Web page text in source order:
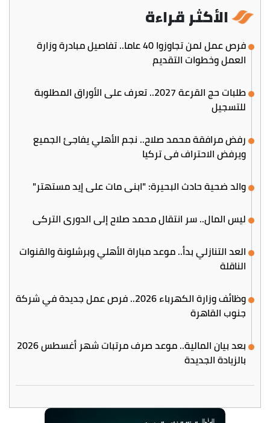
الأكثر قراءة
فرص عمل لمن تجاوزوا 40 عاما.. تفاصيل مبادرة وزارة
العمل وخطوات التقديم
طلبات حج القرعة 2027.. تعرف على الأوراق المطلوبة
للتسجيل
رفض مرافقة محمد صلاح.. نجم الأهلي يفاجئ الجميع
ويرفض الاحتراف في تركيا
والد ضحية حادث البحيرة: "ابني مات على إيد مستهتر"
ليس المال.. سر انتقال محمد صلاح إلى الدوري التركي
العد التنازلي بدأ.. موعد مباراة الأهلي وبرشلونة والقنوات
الناقلة
وظائف وزارة الكهرباء 2026.. فرص عمل جديدة في شركة
جنوب القاهرة
بعد بيان المالية.. موعد صرف مرتبات شهر أغسطس 2026
بالزيادة الجديدة